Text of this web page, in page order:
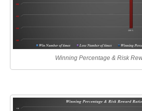
Winning Percentage & Risk